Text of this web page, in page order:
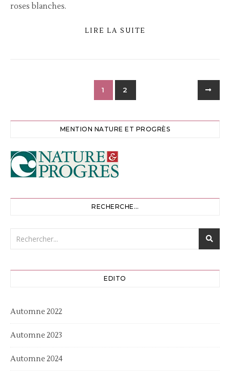
roses blanches.
LIRE LA SUITE
1 2
MENTION NATURE ET PROGRÈS
RECHERCHE…
EDITO
Automne 2022
Automne 2023
Automne 2024